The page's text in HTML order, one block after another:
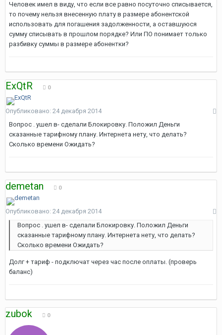
Человек имел в виду, что если все равно посуточно списывается,
то почему нельзя внесенную плату в размере абонентской
использовать для погашения задолженности, а оставшуюся
сумму списывать в прошлом порядке? Или ПО понимает только
разбивку суммы в размере абонентки?
ExQtR 0
Опубликовано: 24 декабря 2014
Вопрос . ушел в- сделали Блокировку. Положил Деньги
сказанные тарифному плану. Интернета нету, что делать?
Сколько времени Ожидать?
demetan 0
Опубликовано: 24 декабря 2014
Вопрос . ушел в- сделали Блокировку. Положил Деньги
сказанные тарифному плану. Интернета нету, что делать?
Сколько времени Ожидать?
Долг + тариф - подключат через час после оплаты. (проверь
баланс)
zubok 0